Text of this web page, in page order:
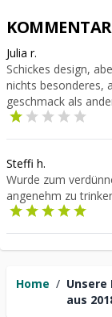
Home / Unsere
aus
Julia r.
Schickes design,
nichts besonderes,
geschmack als
Steffi h.
Wurde zum
angenehm zu